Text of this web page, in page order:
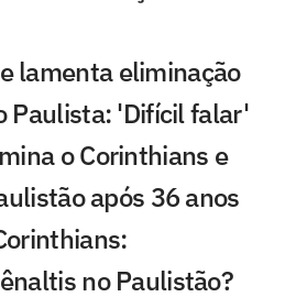
lamenta eliminação
Paulista: 'Difícil falar'
o Corinthians e
após 36 anos
no Paulistão?